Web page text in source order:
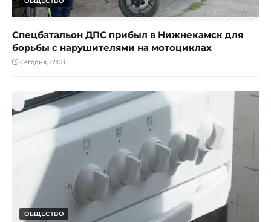
Спецбатальон ДПС прибыл в Нижнекамск для
борьбы с нарушителями на мотоциклах
Сегодня, 12:08
ОБЩЕСТВО